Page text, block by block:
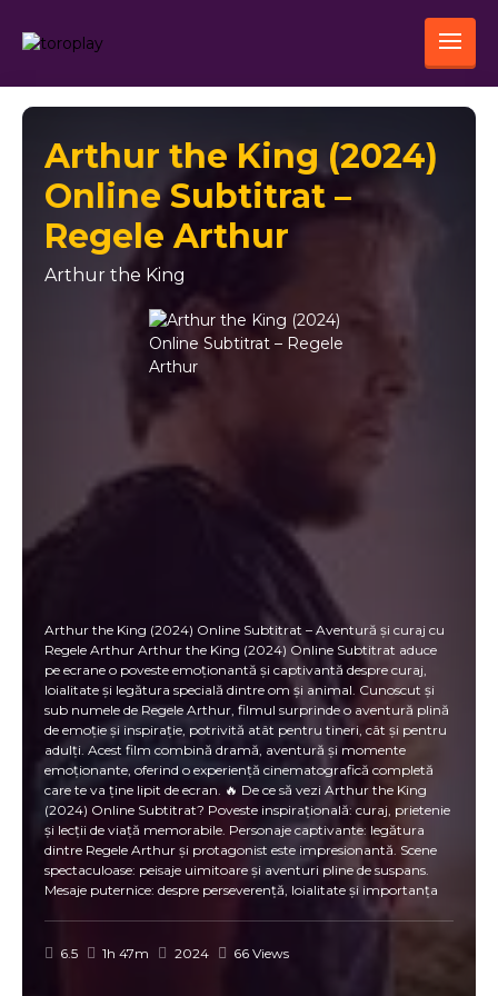
Arthur the King (2024)
Online Subtitrat –
Regele Arthur
Arthur the King
Arthur the King (2024) Online Subtitrat – Aventură și curaj cu
Regele Arthur Arthur the King (2024) Online Subtitrat aduce
pe ecrane o poveste emoționantă și captivantă despre curaj,
loialitate și legătura specială dintre om și animal. Cunoscut și
sub numele de Regele Arthur, filmul surprinde o aventură plină
de emoție și inspirație, potrivită atât pentru tineri, cât și pentru
adulți. Acest film combină dramă, aventură și momente
emoționante, oferind o experiență cinematografică completă
care te va ține lipit de ecran. 🔥 De ce să vezi Arthur the King
(2024) Online Subtitrat? Poveste inspirațională: curaj, prietenie
și lecții de viață memorabile. Personaje captivante: legătura
dintre Regele Arthur și protagonist este impresionantă. Scene
spectaculoase: peisaje uimitoare și aventuri pline de suspans.
Mesaje puternice: despre perseverență, loialitate și importanța
relațiilor. Online subtitrat: experiență completă și ușor de
urmărește povestea lui Regele Arthur, un câine cu inimă mare,
6.5 1h 47m 2024 66 Views